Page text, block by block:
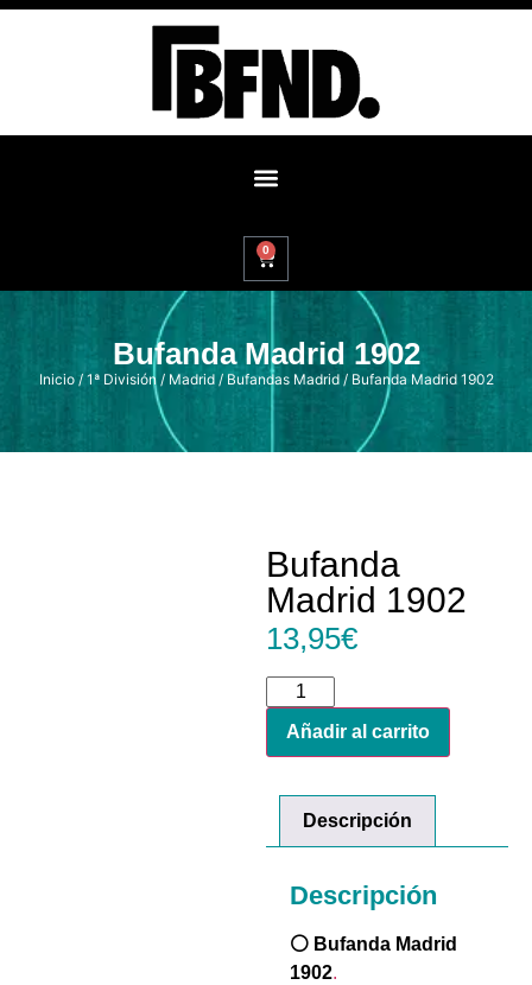
0
Bufanda Madrid 1902
Inicio/ 1ª División/ Madrid/ Bufandas Madrid/ Bufanda Madrid 1902
Bufanda
Madrid 1902
13,95€
Añadir al carrito
Descripción
Descripción
⚪ Bufanda Madrid
1902.